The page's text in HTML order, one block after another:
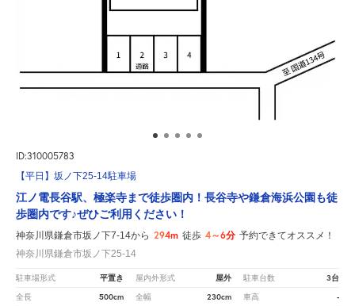
ID:310005783
【平日】坂ノ下25-14駐車場
江ノ電長谷駅、極楽寺まで徒歩圏内！長谷寺や鎌倉海浜公園も徒
歩圏内です♪ぜひご利用ください！
神奈川県鎌倉市坂ノ下7-14から 294m 徒歩 4～6分 予約できてオススメ！
神奈川県鎌倉市坂ノ下25-14
駐車場形式 平置き 屋内外形式 屋外 駐車台数 3台
全長 500cm 全幅 230cm 車高 -